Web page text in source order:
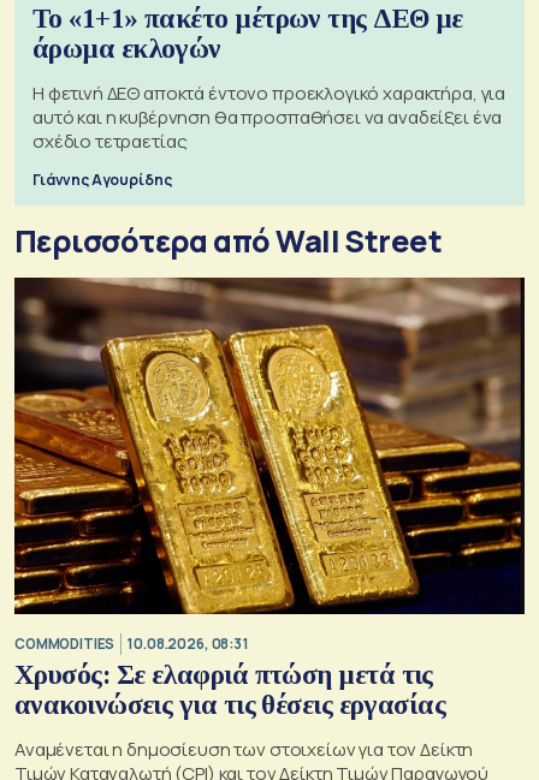
Το «1+1» πακέτο μέτρων της ΔΕΘ με
άρωμα εκλογών
Η φετινή ΔΕΘ αποκτά έντονο προεκλογικό χαρακτήρα, για
αυτό και η κυβέρνηση θα προσπαθήσει να αναδείξει ένα
σχέδιο τετραετίας
Γιάννης Αγουρίδης
Περισσότερα από Wall Street
COMMODITIES 10.08.2026, 08:31
Χρυσός: Σε ελαφριά πτώση μετά τις
ανακοινώσεις για τις θέσεις εργασίας
Αναμένεται η δημοσίευση των στοιχείων για τον Δείκτη
Τιμών Καταναλωτή (CPI) και τον Δείκτη Τιμών Παραγωγού